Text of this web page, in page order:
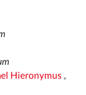
Hieronymus,